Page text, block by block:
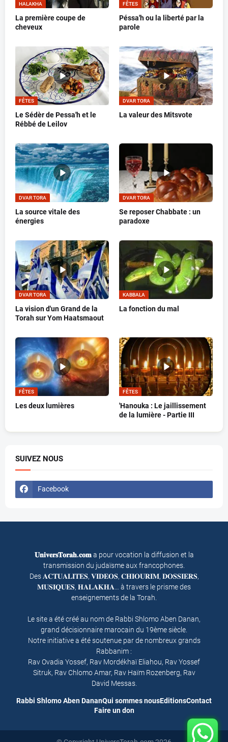
HALAKHA
La première coupe de
cheveux
FÊTES
Péssa'h ou la liberté par la
parole
FÊTES
Le Sédèr de Pessa'h et le
Rébbé de Leilov
DVAR TORA
La valeur des Mitsvote
DVAR TORA
La source vitale des
énergies
DVAR TORA
Se reposer Chabbate : un
paradoxe
DVAR TORA
La vision d'un Grand de la
Torah sur Yom Haatsmaout
KABBALA
La fonction du mal
FÊTES
Les deux lumières
FÊTES
'Hanouka : Le jaillissement
de la lumière - Partie III
SUIVEZ NOUS
Facebook
𝐔𝐧𝐢𝐯𝐞𝐫𝐬𝐓𝐨𝐫𝐚𝐡.𝐜𝐨𝐦a pour vocation la diffusion et la
transmission du judaïsme aux francophones.
Des 𝐀𝐂𝐓𝐔𝐀𝐋𝐈𝐓𝐄𝐒, 𝐕𝐈𝐃𝐄𝐎𝐒, 𝐂𝐇𝐈𝐎𝐔𝐑𝐈𝐌, 𝐃𝐎𝐒𝐒𝐈𝐄𝐑𝐒,
𝐌𝐔𝐒𝐈𝐐𝐔𝐄𝐒, 𝐇𝐀𝐋𝐀𝐊𝐇𝐀… à travers le prisme des
enseignements de la Torah.
Le site a été créé au nom de Rabbi Shlomo Aben Danan,
grand décisionnaire marocain du 19ème siècle.
Notre initiative a été soutenue par de nombreux grands
Rabbanim :
Rav Ovadia Yossef, Rav Mordékhaï Eliahou, Rav Yossef
Sitruk, Rav Chlomo Amar, Rav Haïm Rozenberg, Rav
David Messas.
Rabbi Shlomo Aben DananQui sommes nousEditionsContact
Faire un don